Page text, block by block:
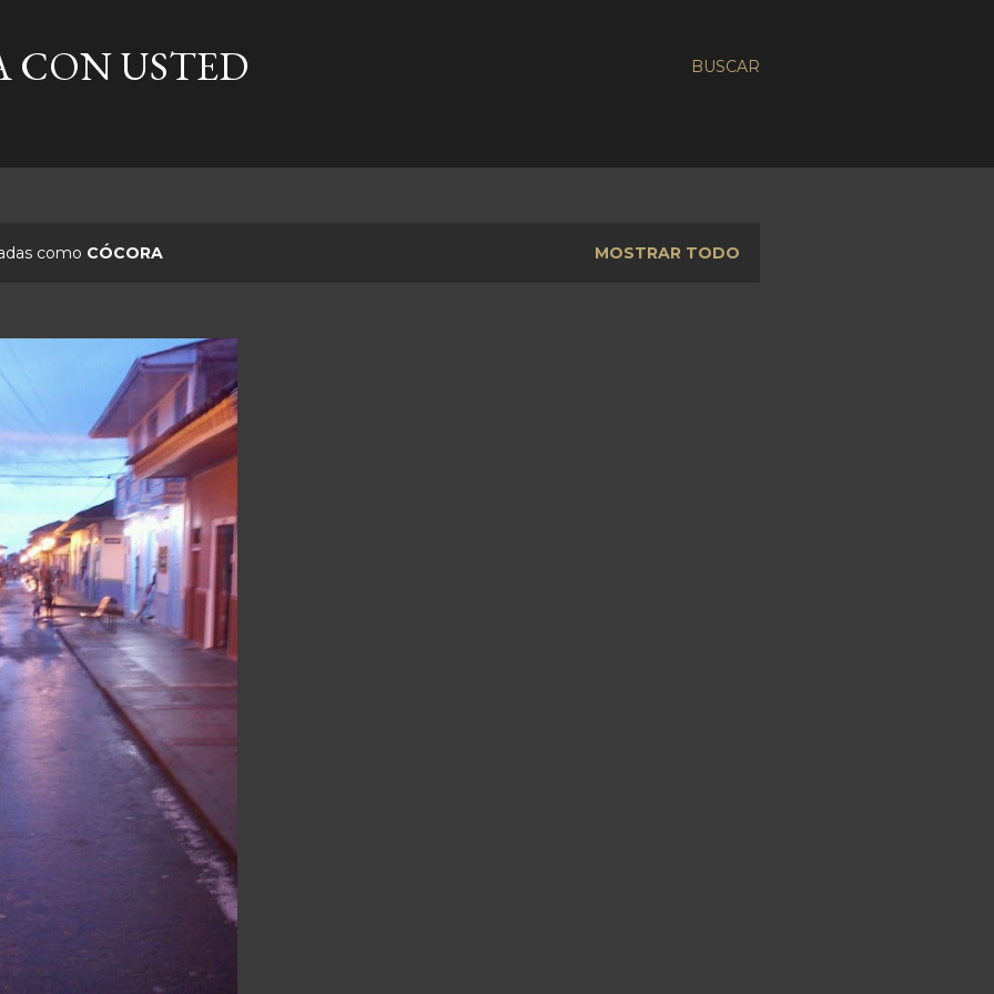
BUSCAR
CON USTED
como CÓCORA MOSTRAR TODO